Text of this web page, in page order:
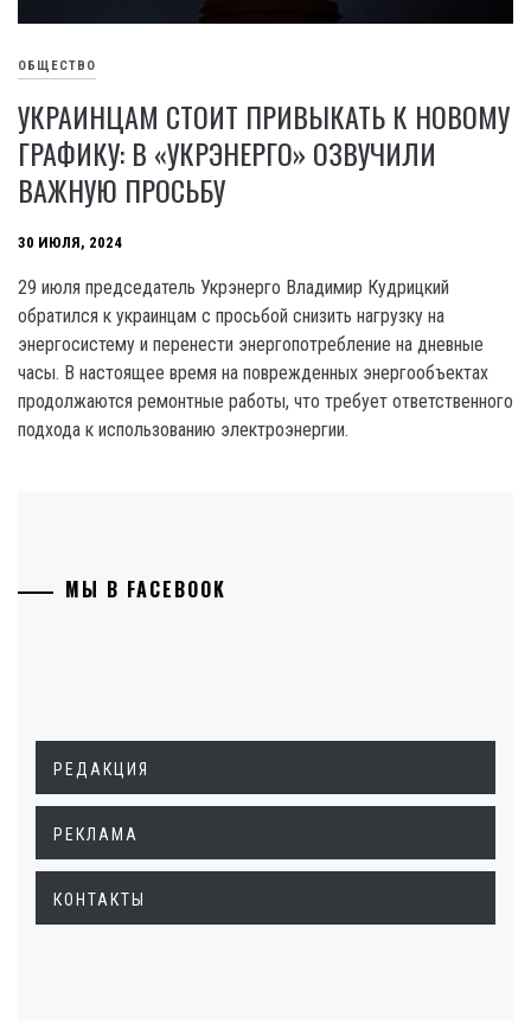
ОБЩЕСТВО
УКРАИНЦАМ СТОИТ ПРИВЫКАТЬ К НОВОМУ
ГРАФИКУ: В «УКРЭНЕРГО» ОЗВУЧИЛИ
ВАЖНУЮ ПРОСЬБУ
30 ИЮЛЯ, 2024
29 июля председатель Укрэнерго Владимир Кудрицкий
обратился к украинцам с просьбой снизить нагрузку на
энергосистему и перенести энергопотребление на дневные
часы. В настоящее время на поврежденных энергообъектах
продолжаются ремонтные работы, что требует ответственного
подхода к использованию электроэнергии.
МЫ В FACEBOOK
РЕДАКЦИЯ
РЕКЛАМА
КОНТАКТЫ